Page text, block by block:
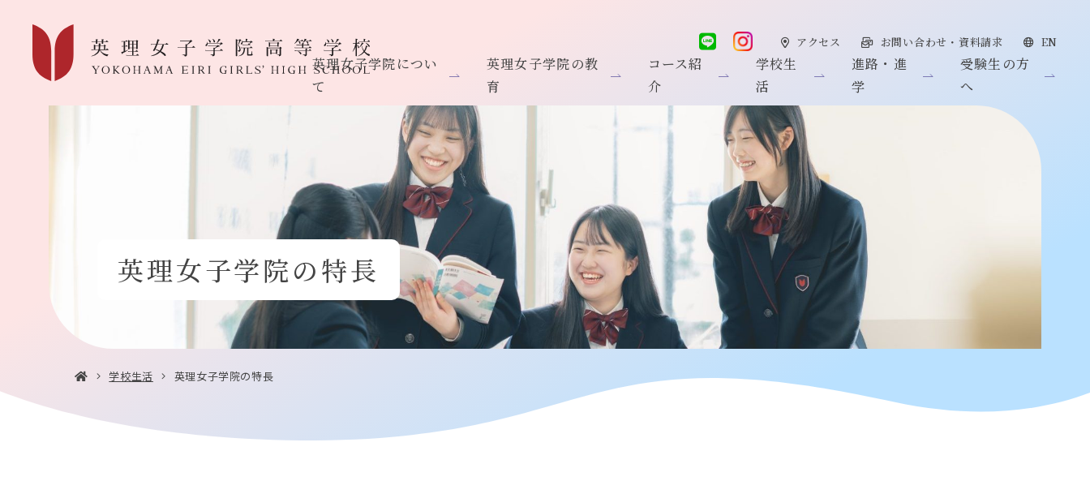
アクセス お問い合わせ・資料請求 EN
英理女子学院につい
て
英理女子学院の教
育
コース紹
介
学校生
活
進路・進
学
受験生の方
へ
英理女子学院の特長
学校生活 英理女子学院の特長